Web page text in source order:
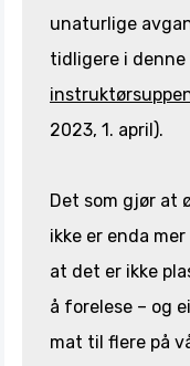
unaturlige
tidligere i
2023, 1. april).
Det som gjør at
ikke er enda
at det er ikke
å forelese – og
mat til flere på